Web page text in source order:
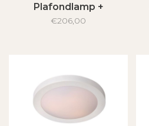
Plafondlamp +
luidspreker
€206,00